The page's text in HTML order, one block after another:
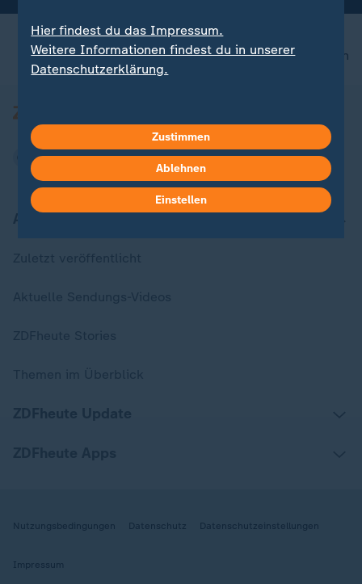
nach oben
Nutzungsbedingungen Datenschutz Datenschutzeinstellungen
Impressum
Hier findest du das Impressum.
Weitere Informationen findest du in unserer
Datenschutzerklärung.
Zustimmen
Ablehnen
Einstellen